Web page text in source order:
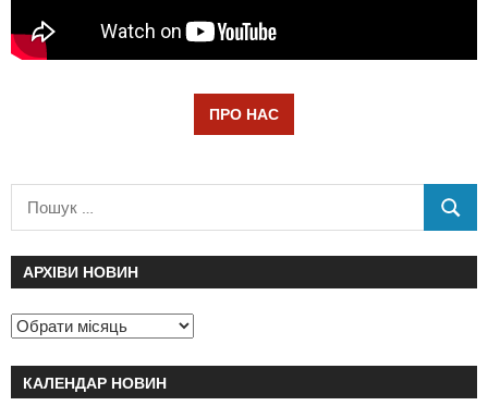
ПРО НАС
АРХІВИ НОВИН
КАЛЕНДАР НОВИН